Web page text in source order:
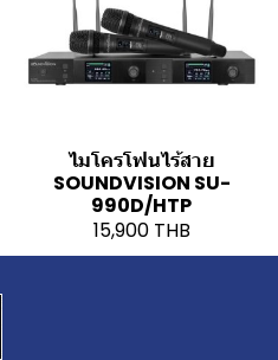
ไมโครโฟนไร้สาย
SOUNDVISION SU-
990D/HTP
15,900 THB